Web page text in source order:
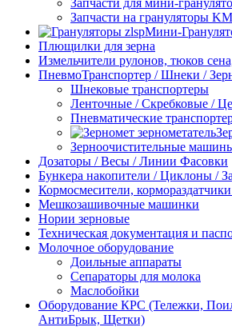
Запчасти на грануляторы
Мини-
Плющилки для зерна
Измельчители рулонов, тюков
ПневмоТранспортер / Шнеки /
Шнековые транспортеры
Ленточные / Скребковые /
Пневматические
Зерноочистительные
Дозаторы / Весы / Линии Фасовки
Бункера накопители / Циклоны /
Кормосмесители,
Мешкозашивочные машинки
Нории зерновые
Техническая документация и
Молочное оборудование
Доильные аппараты
Сепараторы для молока
Маслобойки
Оборудование КРС (Тележки,
АнтиБрык, Щетки)